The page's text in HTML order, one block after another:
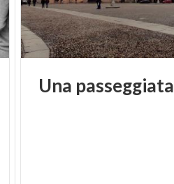
Una passeggiata